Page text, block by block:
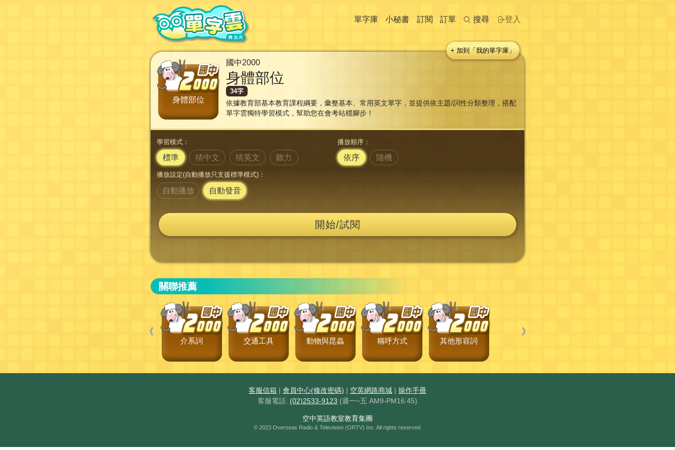
單字庫 小秘書 訂閱 訂單 搜尋 登入
+ 加到「我的單字庫」
身體部位
國中2000
身體部位
34字
依據教育部基本教育課程綱要，彙整基本、常用英文單字，並提供依主題/詞性分類整理，搭配
單字雲獨特學習模式，幫助您在會考站穩腳步！
學習模式：
標準 猜中文 猜英文 聽力
播放順序：
依序 隨機
播放設定(自動播放只支援標準模式)：
自動播放 自動發音
開始/試閱
關聯推薦
❰
❱
介系詞
交通工具 動物與昆蟲 稱呼方式 其他形容詞
客服信箱 | 會員中心(修改密碼) | 空英網路商城 | 操作手冊
客服電話: (02)2533-9123 (週一~五 AM9-PM16:45)
空中英語教室教育集團
© 2023 Overseas Radio & Television (ORTV) Inc. All rights reserved.